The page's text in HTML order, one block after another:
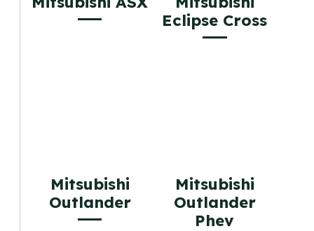
Eclipse Cross
Mitsubishi
Outlander
Mitsubishi
Outlander
Phev